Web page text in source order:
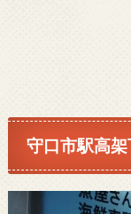
守口市駅高